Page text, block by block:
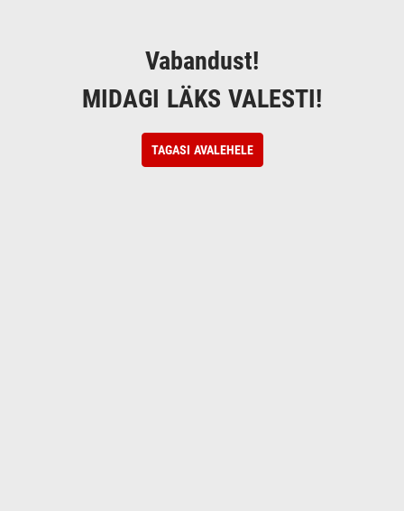
Vabandust!
MIDAGI LÄKS VALESTI!
TAGASI AVALEHELE